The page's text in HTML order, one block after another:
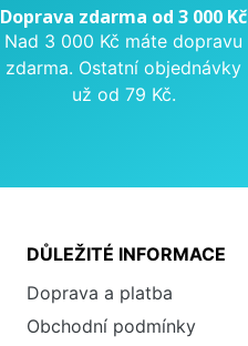
Doprava zdarma od 3 000 Kč
Nad 3 000 Kč máte dopravu
zdarma. Ostatní objednávky
už od 79 Kč.
DŮLEŽITÉ INFORMACE
Doprava a platba
Obchodní podmínky